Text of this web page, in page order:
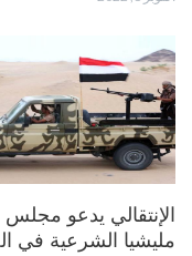
الإنتقالي يدعو
مليشيا الشرعية في